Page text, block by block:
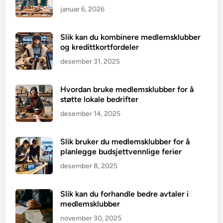
januar 6, 2026
Slik kan du kombinere medlemsklubber
og kredittkortfordeler
desember 31, 2025
Hvordan bruke medlemsklubber for å
støtte lokale bedrifter
desember 14, 2025
Slik bruker du medlemsklubber for å
planlegge budsjettvennlige ferier
desember 8, 2025
Slik kan du forhandle bedre avtaler i
medlemsklubber
november 30, 2025